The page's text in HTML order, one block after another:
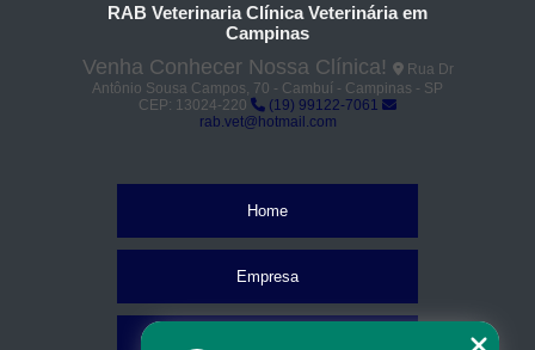
RAB Veterinaria Clínica Veterinária em
Campinas
Venha Conhecer Nossa Clínica!
Rua Dr
Antônio Sousa Campos, 70 - Cambuí - Campinas - SP
CEP: 13024-220
(19) 99122-7061
rab.vet@hotmail.com
Home
Empresa